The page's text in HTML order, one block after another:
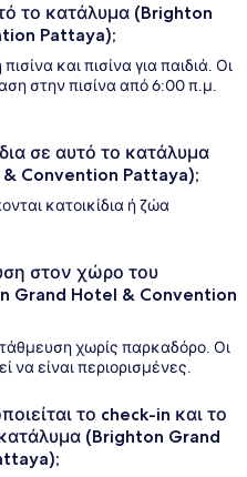
το κατάλυμα (Brighton
Pattaya);
και πισίνα για παιδιά. Οι
στην πισίνα από 6:00 π.μ.
σε αυτό το κατάλυμα
Convention Pattaya);
κατοικίδια ή ζώα
στον χώρο του
Grand Hotel & Convention
χωρίς παρκαδόρο. Οι
να είναι περιορισμένες.
το check-in και το
(Brighton Grand